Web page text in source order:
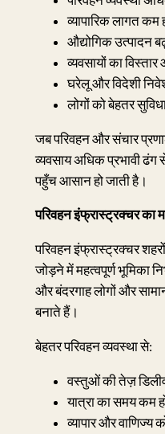
व्यापारिक लागत कम
औद्योगिक उत्पादन
व्यवसायों का
घरेलू और विदेशी
लोगों को बेहतर
जब परिवहन और संचार
व्यवसाय अधिक प्रभावी
पहुँच आसान हो जाती है।
परिवहन इंफ्रास्ट्रक्चर का
परिवहन इंफ्रास्ट्रक्चर
जोड़ने में महत्वपूर्ण भूमिका
और बंदरगाह लोगों और
बनाते हैं।
बेहतर परिवहन व्यवस्था से:
वस्तुओं की तेज़
यात्रा का समय कम
व्यापार और वाणिज्य